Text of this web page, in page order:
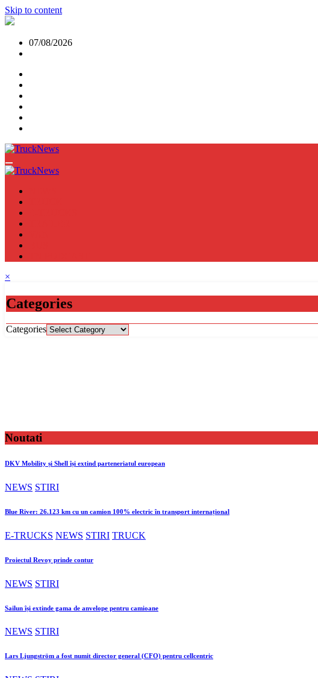
Skip to content
07/08/2026
×
Categories
Categories
Noutati
DKV Mobility și Shell își extind parteneriatul european
NEWS STIRI
Blue River: 26.123 km cu un camion 100% electric în transport internațional
E-TRUCKS NEWS STIRI TRUCK
Proiectul Revoy prinde contur
NEWS STIRI
Sailun își extinde gama de anvelope pentru camioane
NEWS STIRI
Lars Ljungström a fost numit director general (CFO) pentru cellcentric